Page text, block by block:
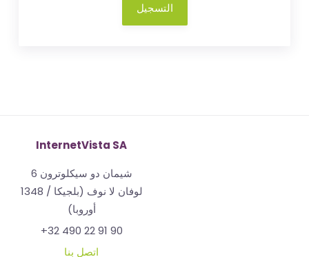
التسجيل
InternetVista SA
شيمان دو سيكلوترون 6
1348 لوفان لا نوف (بلجيكا /
أوروبا)
+32 490 22 91 90
اتصل بنا